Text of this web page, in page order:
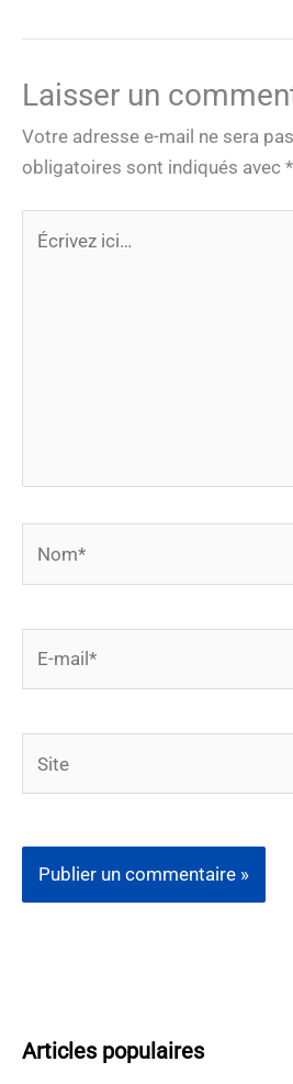
Laisser un
Votre adresse e-mail ne sera
obligatoires sont indiqués avec *
Articles populaires